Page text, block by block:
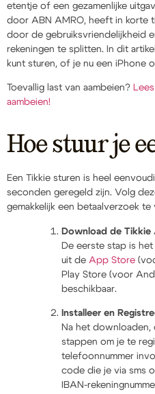
etentje of een gezamenlijke
door ABN AMRO, heeft in korte
door de gebruiksvriendelijkheid
rekeningen te splitten. In dit
kunt sturen, of je nu een iPhone
Toevallig last van aambeien?
aambeien!
Hoe stuur je
Een Tikkie sturen is heel
seconden geregeld zijn. Volg
gemakkelijk een betaalverzoek te
Download de Tikkie
De eerste stap is
uit de App Store
Play Store (voor
beschikbaar.
Installeer en
Na het
stappen om je te
telefoonnummer
code die je via sms
IBAN-